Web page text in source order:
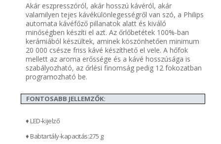
Akár eszpresszóról, akár hosszú kávéról, akár
valamilyen tejes kávékülönlegességről van szó, a Philips
automata kávéfőző pillanatok alatt és kiváló
minőségben készíti el azt. Az őrlőbetétek 100%-ban
kerámiából készültek, aminek köszönhetően minimum
20 000 csésze friss kávé készíthető el vele. A hőfok
mellett az aroma erőssége és a kávé hosszúsága is
szabályozható, az őrlési finomság pedig 12 fokozatban
programozható be.
FONTOSABB JELLEMZŐK:
♦ LED-kijelző
♦ Babtartály-kapacitás:275 g